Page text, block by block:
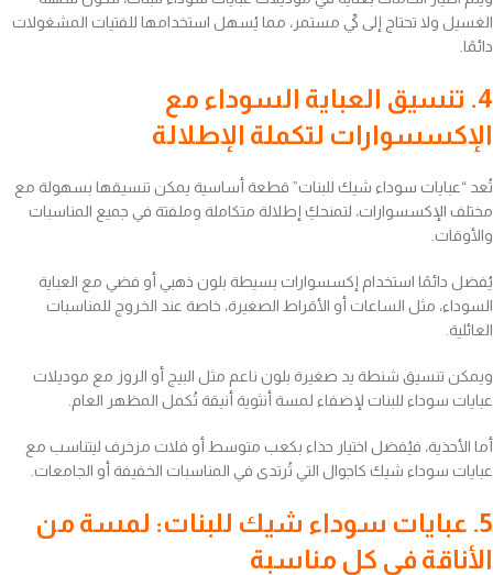
الغسيل ولا تحتاج إلى كيّ مستمر، مما يُسهل استخدامها للفتيات المشغولات
دائمًا.
4. تنسيق العباية السوداء مع
الإكسسوارات لتكملة الإطلالة
تُعد “عبايات سوداء شيك للبنات” قطعة أساسية يمكن تنسيقها بسهولة مع
مختلف الإكسسوارات، لتمنحكِ إطلالة متكاملة وملفتة في جميع المناسبات
والأوقات.
يُفضل دائمًا استخدام إكسسوارات بسيطة بلون ذهبي أو فضي مع العباية
السوداء، مثل الساعات أو الأقراط الصغيرة، خاصة عند الخروج للمناسبات
العائلية.
ويمكن تنسيق شنطة يد صغيرة بلون ناعم مثل البيج أو الروز مع موديلات
عبايات سوداء للبنات لإضفاء لمسة أنثوية أنيقة تُكمل المظهر العام.
أما الأحذية، فيُفضل اختيار حذاء بكعب متوسط أو فلات مزخرف ليتناسب مع
عبايات سوداء شيك كاجوال التي تُرتدى في المناسبات الخفيفة أو الجامعات.
5. عبايات سوداء شيك للبنات: لمسة من
الأناقة في كل مناسبة